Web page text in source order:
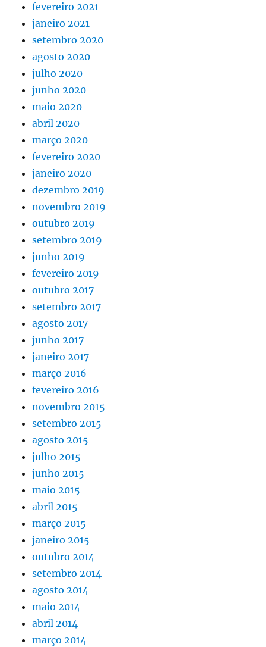
fevereiro 2021
janeiro 2021
setembro 2020
agosto 2020
julho 2020
junho 2020
maio 2020
abril 2020
março 2020
fevereiro 2020
janeiro 2020
dezembro 2019
novembro 2019
outubro 2019
setembro 2019
junho 2019
fevereiro 2019
outubro 2017
setembro 2017
agosto 2017
junho 2017
janeiro 2017
março 2016
fevereiro 2016
novembro 2015
setembro 2015
agosto 2015
julho 2015
junho 2015
maio 2015
abril 2015
março 2015
janeiro 2015
outubro 2014
setembro 2014
agosto 2014
maio 2014
abril 2014
março 2014